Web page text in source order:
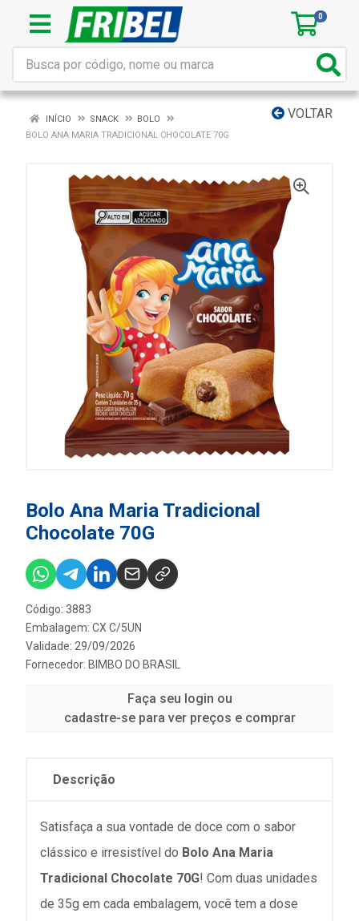
0
VOLTAR
INÍCIO SNACK
BOLO
BOLO ANA MARIA TRADICIONAL CHOCOLATE 70G
Bolo Ana Maria Tradicional
Chocolate 70G
Código: 3883
Embalagem: CX C/5UN
Validade: 29/09/2026
Fornecedor: BIMBO DO BRASIL
Faça seu login ou
cadastre-se para ver preços e comprar
Descrição
Satisfaça a sua vontade de doce com o sabor
clássico e irresistível do Bolo Ana Maria
Tradicional Chocolate 70G! Com duas unidades
de 35g em cada embalagem, você tem a dose